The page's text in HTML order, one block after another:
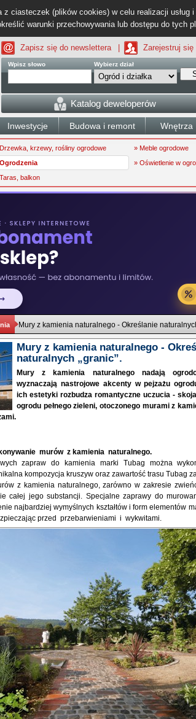
z ciasteczek (plików cookies) w celu realizacji usług i
warunki przechowywania lub dostępu do tych
Zapisz się do newslettera Zarejestruj się
Wpisz słowo Wybierz dział
Katalog deweloperów
Inwestycje Budowa i remont Wnętrza
krzewy, rośliny ogrodowe » Meble ogrodowe
Ogrodzenia » Oświetlenie w
balkon
Mury z kamienia naturalnego - Określanie
Mury z kamienia naturalnego -
naturalnych „granic”.
Mury z kamienia naturalnego nadają
wyznaczają nastrojowe akcenty w pejzażu
ich estetyki rozbudza romantyczne uczucia -
ogrodu pełnego zieleni, otoczonego murami z
murów z kamienia naturalnego.
zapraw do kamienia marki Tubag można
kompozycja kruszyw oraz zawartość trasu Tubag
z kamienia naturalnego, zarówno w zakresie
całej jego substancji. Specjalne zaprawy do
najbardziej wymyślnych kształtów i form elementów
przed przebarwieniami i wykwitami.